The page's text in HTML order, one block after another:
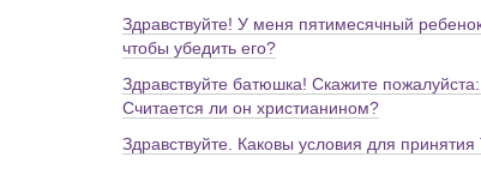
Здравствуйте! У меня пятимесячный
чтобы убедить его?
Здравствуйте батюшка! Скажите
Считается ли он христианином?
Здравствуйте. Каковы условия для